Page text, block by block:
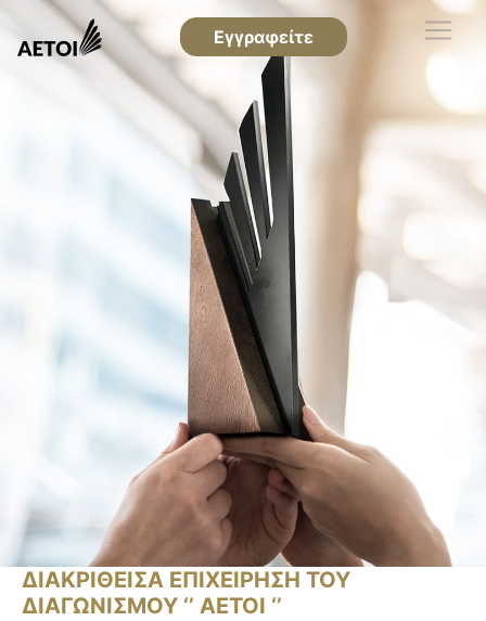
Εγγραφείτε
ΔΙΑΚΡΙΘΕΙΣΑ ΕΠΙΧΕΙΡΗΣΗ ΤΟΥ
ΔΙΑΓΩΝΙΣΜΟΥ ‘’ ΑΕΤΟΙ ‘’